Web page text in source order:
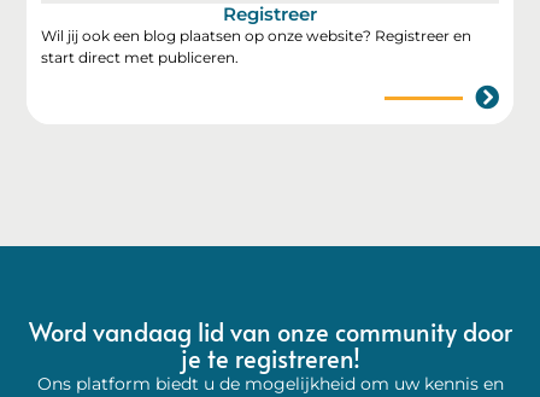
Registreer
Wil jij ook een blog plaatsen op onze website? Registreer en
start direct met publiceren.
Word vandaag lid van onze community door
je te registreren!
Ons platform biedt u de mogelijkheid om uw kennis en